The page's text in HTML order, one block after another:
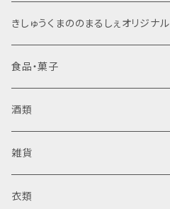
きしゅうくまののまるしぇオリジナル
ジャム
食品・菓子
梅干し
日向屋さん
ジャム・はちみつ
日向屋さん
調味料
酒類
清酒
純米酒
リキュール
雑貨
木製品
衣類